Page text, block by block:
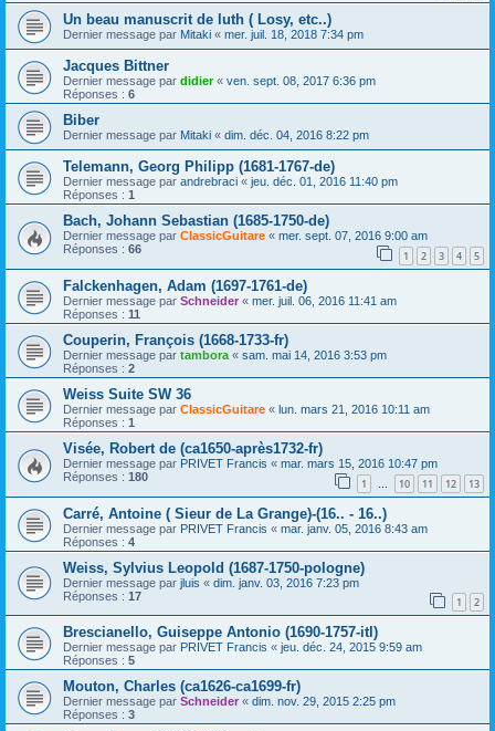
Un beau manuscrit de luth ( Losy, etc..)
Dernier message par Mitaki « mer. juil. 18, 2018 7:34 pm
Jacques Bittner
Dernier message par didier« ven. sept. 08, 2017 6:36 pm
Réponses : 6
Biber
Dernier message par Mitaki « dim. déc. 04, 2016 8:22 pm
Telemann, Georg Philipp (1681-1767-de)
Dernier message par andrebraci « jeu. déc. 01, 2016 11:40 pm
Réponses : 1
Bach, Johann Sebastian (1685-1750-de)
Dernier message par ClassicGuitare « mer. sept. 07, 2016 9:00 am
Réponses : 66 1 2 3 4 5
Falckenhagen, Adam (1697-1761-de)
Dernier message par Schneider « mer. juil. 06, 2016 11:41 am
Réponses : 11
Couperin, François (1668-1733-fr)
Dernier message par tambora « sam. mai 14, 2016 3:53 pm
Réponses : 2
Weiss Suite SW 36
Dernier message par ClassicGuitare « lun. mars 21, 2016 10:11 am
Réponses : 1
Visée, Robert de (ca1650-après1732-fr)
Dernier message par PRIVET Francis « mar. mars 15, 2016 10:47 pm
Réponses : 180 1 … 10 11 12 13
Carré, Antoine ( Sieur de La Grange)-(16.. - 16..)
Dernier message par PRIVET Francis « mar. janv. 05, 2016 8:43 am
Réponses : 4
Weiss, Sylvius Leopold (1687-1750-pologne)
Dernier message par jluis « dim. janv. 03, 2016 7:23 pm
Réponses : 17 1 2
Brescianello, Guiseppe Antonio (1690-1757-itl)
Dernier message par PRIVET Francis « jeu. déc. 24, 2015 9:59 am
Réponses : 5
Mouton, Charles (ca1626-ca1699-fr)
Dernier message par Schneider « dim. nov. 29, 2015 2:25 pm
Réponses : 3